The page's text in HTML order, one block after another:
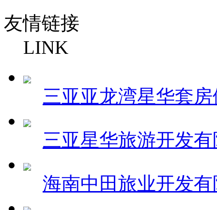
友情链接
LINK
三亚亚龙湾星华套
三亚星华旅游开发
海南中田旅业开发